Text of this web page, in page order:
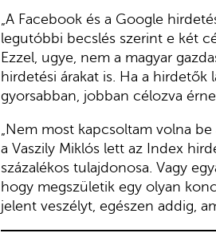
„A Facebook és a Google
legutóbbi becslés szerint e két
Ezzel, ugye, nem a magyar
hirdetési árakat is. Ha a
gyorsabban, jobban célozva
„Nem most kapcsoltam volna
a Vaszily Miklós lett az Index
százalékos tulajdonosa. Vagy
hogy megszületik egy olyan
jelent veszélyt, egészen addig,